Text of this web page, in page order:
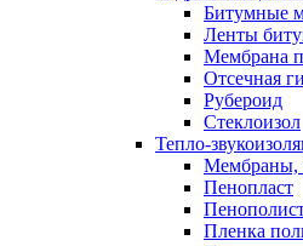
Битумные
Ленты
Мембрана
Отсечная
Рубероид
Стеклоизол
Тепло-
Мембраны,
Пенопласт
Пленка